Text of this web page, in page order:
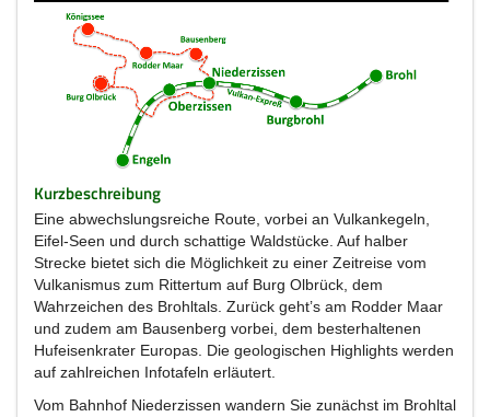
Kurzbeschreibung
Eine abwechslungsreiche Route, vorbei an Vulkankegeln,
Eifel-Seen und durch schattige Waldstücke. Auf halber
Strecke bietet sich die Möglichkeit zu einer Zeitreise vom
Vulkanismus zum Rittertum auf Burg Olbrück, dem
Wahrzeichen des Brohltals. Zurück geht’s am Rodder Maar
und zudem am Bausenberg vorbei, dem besterhaltenen
Hufeisenkrater Europas. Die geologischen Highlights werden
auf zahlreichen Infotafeln erläutert.
Vom Bahnhof Niederzissen wandern Sie zunächst im Brohltal